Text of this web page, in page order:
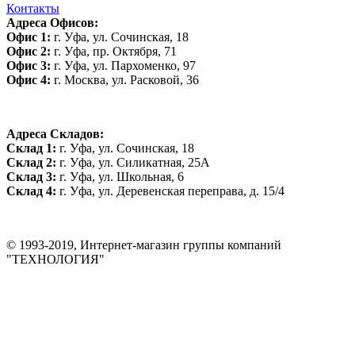
Контакты
Адреса Офисов:
Офис 1: г. Уфа, ул. Сочинская, 18
Офис 2: г. Уфа, пр. Октября, 71
Офис 3: г. Уфа, ул. Пархоменко, 97
Офис 4: г. Москва, ул. Расковой, 36
Адреса Складов:
Склад 1: г. Уфа, ул. Сочинская, 18
Склад 2: г. Уфа, ул. Силикатная, 25А
Склад 3: г. Уфа, ул. Школьная, 6
Склад 4: г. Уфа, ул. Деревенская переправа, д. 15/4
© 1993-2019, Интернет-магазин группы компаний
"ТЕХНОЛОГИЯ"